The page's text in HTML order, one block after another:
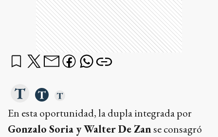
En esta oportunidad, la dupla integrada por
Gonzalo Soria y Walter De Zanse consagró